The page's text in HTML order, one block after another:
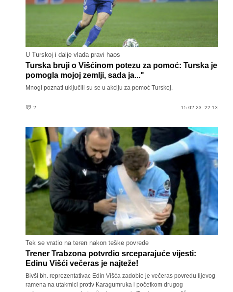
U Turskoj i dalje vlada pravi haos
Turska bruji o Višćinom potezu za pomoć: Turska je
pomogla mojoj zemlji, sada ja..."
Mnogi poznati uključili su se u akciju za pomoć Turskoj.
2 15.02.23. 22:13
Tek se vratio na teren nakon teške povrede
Trener Trabzona potvrdio srceparajuće vijesti:
Edinu Višći večeras je najteže!
Bivši bh. reprezentativac Edin Višća zadobio je večeras povredu lijevog
ramena na utakmici protiv Karagumruka i početkom drugog